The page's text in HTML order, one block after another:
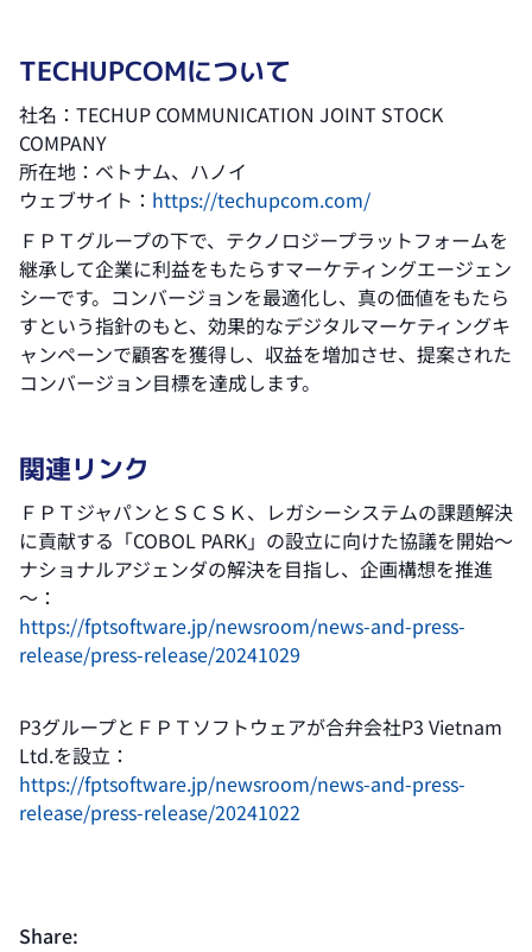
TECHUPCOMについて
社名：TECHUP COMMUNICATION JOINT STOCK
COMPANY
所在地：ベトナム、ハノイ
ウェブサイト： https://techupcom.com/
ＦＰＴグループの下で、テクノロジープラットフォームを
継承して企業に利益をもたらすマーケティングエージェン
シーです。コンバージョンを最適化し、真の価値をもたら
すという指針のもと、効果的なデジタルマーケティングキ
ャンペーンで顧客を獲得し、収益を増加させ、提案された
コンバージョン目標を達成します。
関連リンク
ＦＰＴジャパンとＳＣＳＫ、レガシーシステムの課題解決
に貢献する「COBOL PARK」の設立に向けた協議を開始～
ナショナルアジェンダの解決を目指し、企画構想を推進
～：
https://fptsoftware.jp/newsroom/news-and-press-
release/press-release/20241029
P3グループとＦＰＴソフトウェアが合弁会社P3 Vietnam
Ltd.を設立：
https://fptsoftware.jp/newsroom/news-and-press-
release/press-release/20241022
Share: